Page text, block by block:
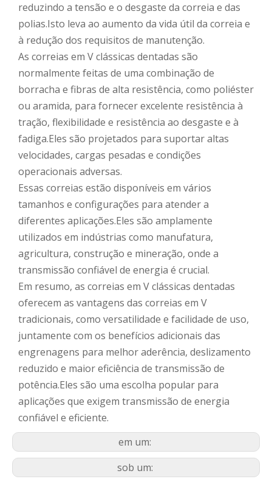
reduzindo a tensão e o desgaste da correia e das
polias.Isto leva ao aumento da vida útil da correia e
à redução dos requisitos de manutenção.
As correias em V clássicas dentadas são
normalmente feitas de uma combinação de
borracha e fibras de alta resistência, como poliéster
ou aramida, para fornecer excelente resistência à
tração, flexibilidade e resistência ao desgaste e à
fadiga.Eles são projetados para suportar altas
velocidades, cargas pesadas e condições
operacionais adversas.
Essas correias estão disponíveis em vários
tamanhos e configurações para atender a
diferentes aplicações.Eles são amplamente
utilizados em indústrias como manufatura,
agricultura, construção e mineração, onde a
transmissão confiável de energia é crucial.
Em resumo, as correias em V clássicas dentadas
oferecem as vantagens das correias em V
tradicionais, como versatilidade e facilidade de uso,
juntamente com os benefícios adicionais das
engrenagens para melhor aderência, deslizamento
reduzido e maior eficiência de transmissão de
potência.Eles são uma escolha popular para
aplicações que exigem transmissão de energia
confiável e eficiente.
em um:
sob um: